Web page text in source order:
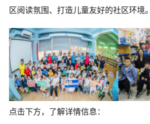
区阅读氛围、打造儿童友好的社区环境。
点击下方，了解详情信息：